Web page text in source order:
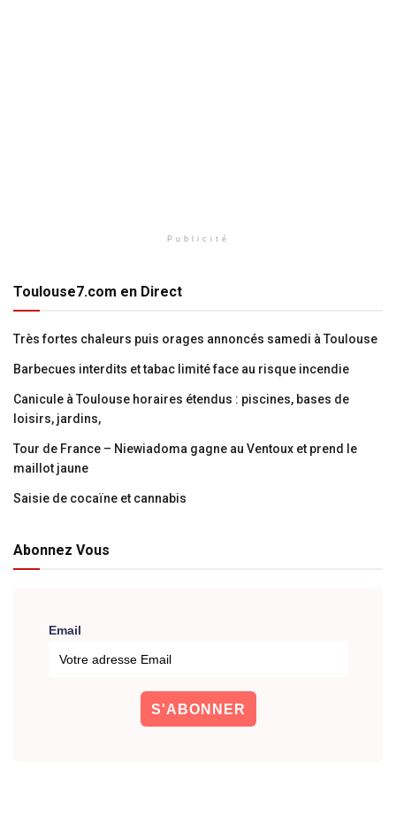
Publicité
Toulouse7.com en Direct
Très fortes chaleurs puis orages annoncés samedi à Toulouse
Barbecues interdits et tabac limité face au risque incendie
Canicule à Toulouse horaires étendus : piscines, bases de
loisirs, jardins,
Tour de France – Niewiadoma gagne au Ventoux et prend le
maillot jaune
Saisie de cocaïne et cannabis
Abonnez Vous
Email